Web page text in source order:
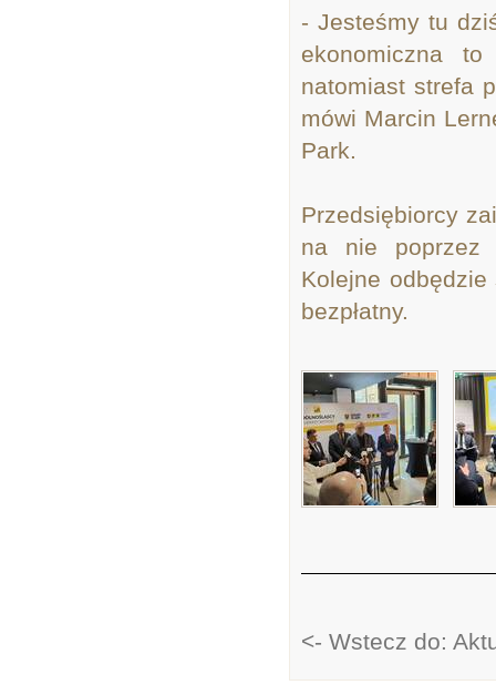
- Jesteśmy tu
ekonomiczna
natomiast strefa
mówi Marcin
Park.
Przedsiębiorcy
na nie poprzez
Kolejne
bezpłatny.
<- Wstecz do: